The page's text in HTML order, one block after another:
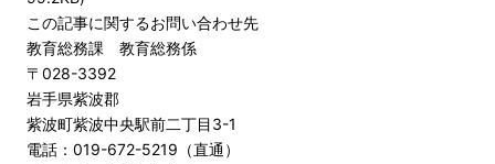
この記事に関するお問い合わせ先
教育総務課 教育総務係
〒028-3392
岩手県紫波郡
紫波町紫波中央駅前二丁目3-1
電話：019-672-5219（直通）